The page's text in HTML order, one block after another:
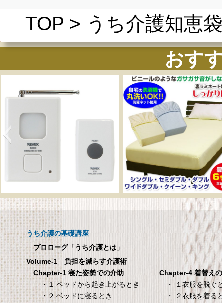
TOP > うち介護知恵袋
おす
呼び出しチャイムセット
X810
呼び出しチャイムセット X810
メーカー直販 ベッ
ックスシーツ 防水
ツ 【介護シーツ･ベ
用防水シーツ】シ
100×200×30cm ク
メーカー直販 ベッド用ボ
シーツ 防水シーツ 【介護
ベッド用防水シーツ】シ
100×200×30cm クリー
うち介護の基礎講座
プロローグ「うち介護とは」
Volume-1 負担を減らす介護術
Chapter-1 寝た姿勢での介助
・１ ベッドから起き上がるとき
・２ ベッドに寝るとき
Chapter-4 着替え
・ １衣服を脱ぐ
・ ２衣服を着る